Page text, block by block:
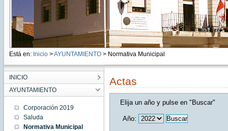
Está en: Inicio >AYUNTAMIENTO> Normativa Municipal
INICIO
AYUNTAMIENTO
Corporación 2019
Saluda
Normativa Municipal
Actas
Elija un año y pulse en "Buscar"
Año: